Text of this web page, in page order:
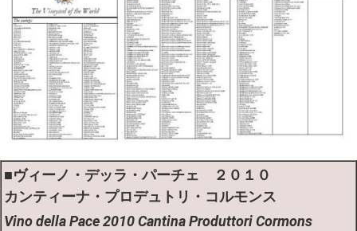
■ヴィーノ・デッラ・パーチェ ２０１０
カンティーナ・プロデュトリ・コルモンス
Vino della Pace 2010 Cantina Produttori Cormons